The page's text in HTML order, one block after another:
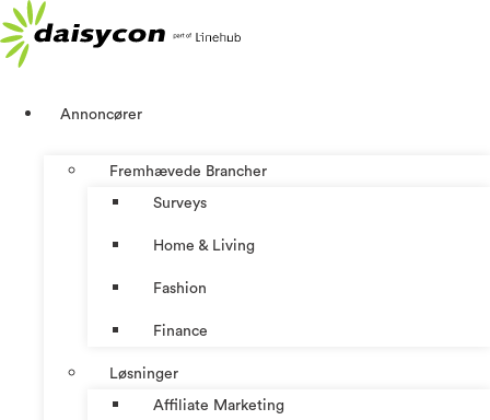
Videre
til
indhold
Annoncører
Fremhævede Brancher
Surveys
Home & Living
Fashion
Finance
Løsninger
Affiliate Marketing